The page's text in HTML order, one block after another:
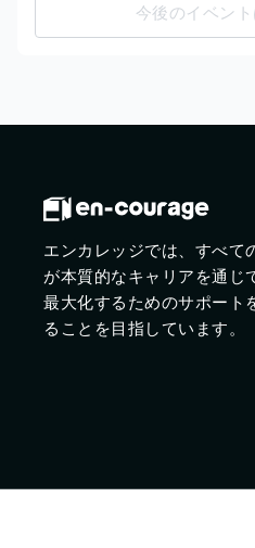
今後のイベン
エンカレッジでは、すべて
が本質的なキャリアを通じ
最大化するためのサポート
ることを目指しています。